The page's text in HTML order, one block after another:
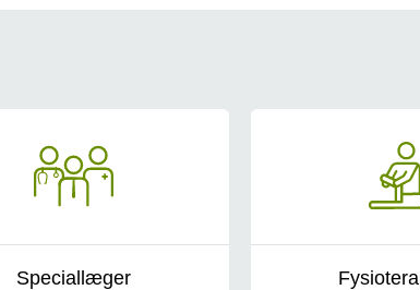
Speciallæger